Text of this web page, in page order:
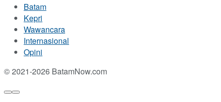
Batam
Kepri
Wawancara
Internasional
Opini
© 2021-2026 BatamNow.com